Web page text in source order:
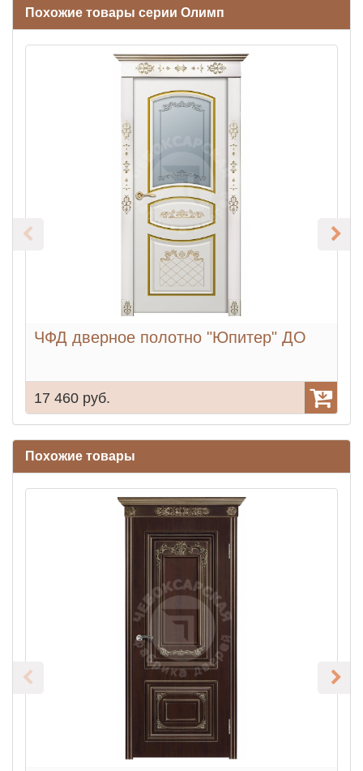
Похожие товары серии Олимп
ЧФД дверное полотно "Юпитер" ДО
17 460 руб.
Похожие товары